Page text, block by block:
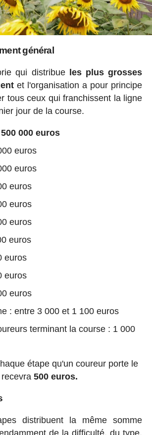
général
qui distribue les plus grosses
et l'organisation a pour principe
tous ceux qui franchissent la ligne
jour de la course.
000 euros
euros
euros
euros
euros
euros
euros
euros
euros
euros
: entre 3 000 et 1 100 euros
terminant la course : 1 000
étape qu'un coureur porte le
500 euros.
distribuent la même somme
de la difficulté, du type,